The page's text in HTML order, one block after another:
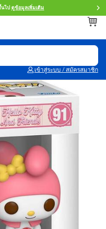
ไป ดูข้อมูลเพิ่มเติม
เข้าสู่ระบบ / สมัครสมาชิก
วมบทบาทเป็นฮีโร่
ถขาไถ
เล่น, รถไฟของเล่น
โอ้